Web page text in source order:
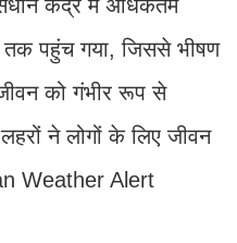
केंद्र में अधिकतम
तक पहुंच गया, जिससे भीषण
को गंभीर रूप से
ने लोगों के लिए जीवन
Weather Alert